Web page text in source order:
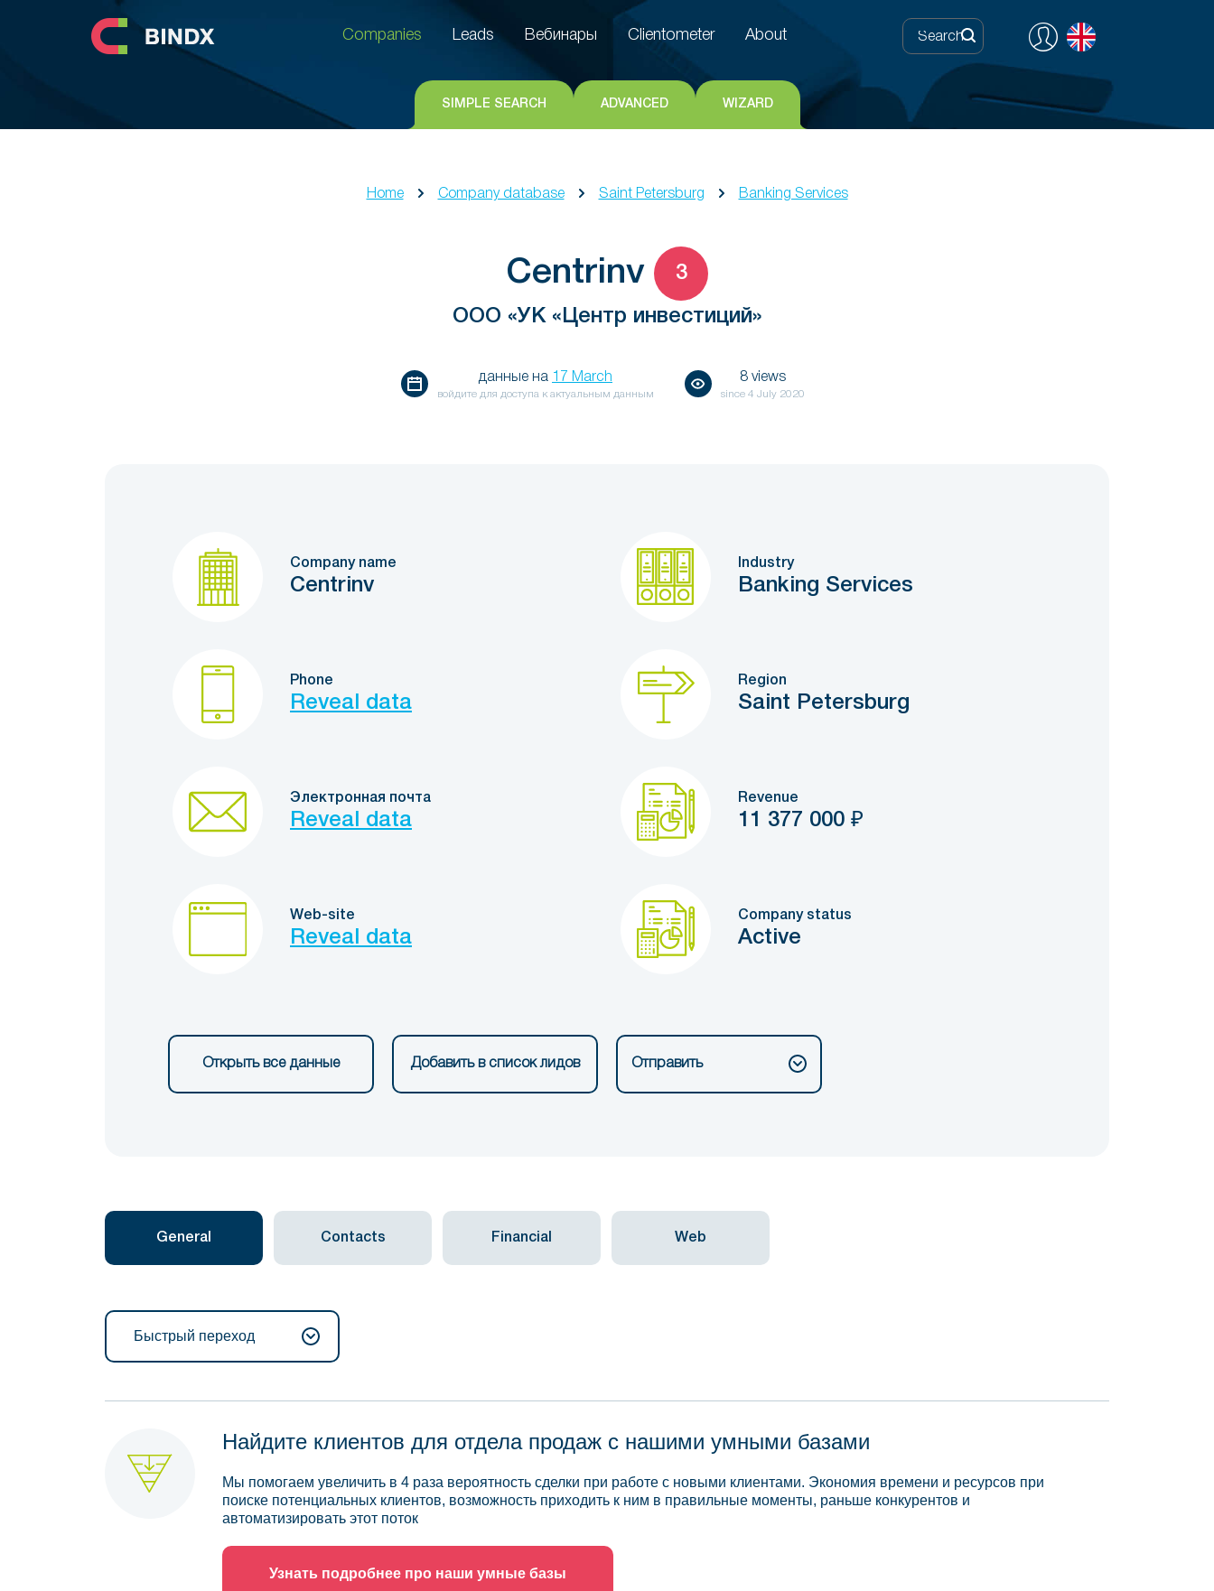
Clientometer
Companies
Leads Вебинары Clientometer About
SIMPLE SEARCH ADVANCED WIZARD
Home Company database Saint Petersburg Banking Services
Centrinv 3
ООО «УК «Центр инвестиций»
данные на 17 March
войдите для доступа к актуальным данным
8 views
since 4 July 2020
Company name
Centrinv
Industry
Banking Services
Phone
Reveal data
Region
Saint Petersburg
Электронная почта
Reveal data
Revenue
11 377 000 ₽
Web-site
Reveal data
Company status
Active
Открыть все данные Добавить в список лидов Отправить
General Contacts Financial Web
Быстрый переход
Найдите клиентов для отдела продаж с нашими умными базами
Мы помогаем увеличить в 4 раза вероятность сделки при работе с новыми клиентами. Экономия времени и ресурсов при
поиске потенциальных клиентов, возможность приходить к ним в правильные моменты, раньше конкурентов и
автоматизировать этот поток
Узнать подробнее про наши умные базы